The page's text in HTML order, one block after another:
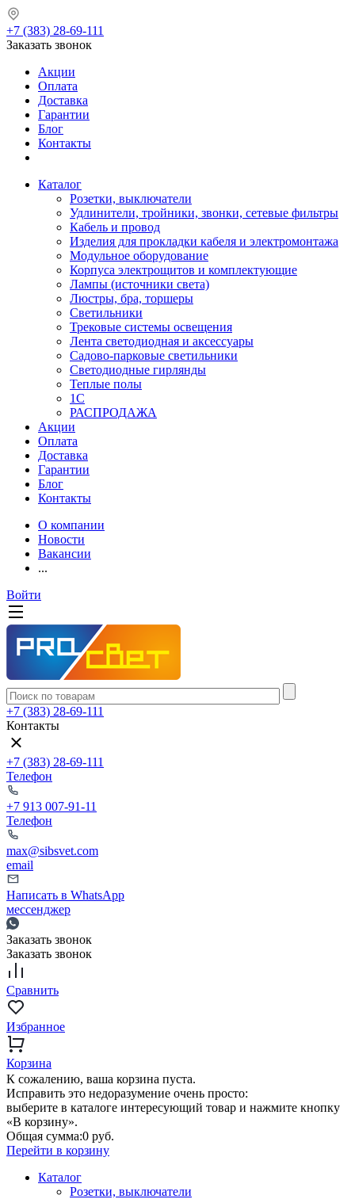
+7 (383) 28-69-111
Заказать звонок
Акции
Оплата
Доставка
Гарантии
Блог
Контакты
Каталог
Розетки, выключатели
Удлинители, тройники, звонки, сетевые фильтры
Кабель и провод
Изделия для прокладки кабеля и электромонтажа
Модульное оборудование
Корпуса электрощитов и комплектующие
Лампы (источники света)
Люстры, бра, торшеры
Светильники
Трековые системы освещения
Лента светодиодная и аксессуары
Садово-парковые светильники
Светодиодные гирлянды
Теплые полы
1С
РАСПРОДАЖА
Акции
Оплата
Доставка
Гарантии
Блог
Контакты
О компании
Новости
Вакансии
...
Войти
+7 (383) 28-69-111
Контакты
+7 (383) 28-69-111
Телефон
+7 913 007-91-11
Телефон
max@sibsvet.com
email
Написать в WhatsApp
мессенджер
Заказать звонок
Заказать звонок
Сравнить
Избранное
Корзина
К сожалению, ваша корзина пуста.
Исправить это недоразумение очень просто:
выберите в каталоге интересующий товар и нажмите кнопку
«В корзину».
Общая сумма:0 руб.
Перейти в корзину
Каталог
Розетки, выключатели